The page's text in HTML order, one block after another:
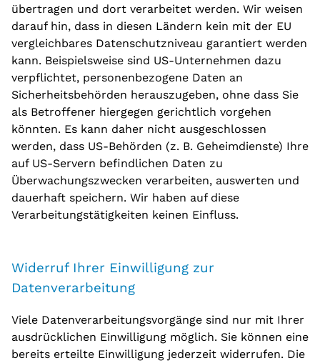
übertragen und dort verarbeitet werden. Wir weisen
darauf hin, dass in diesen Ländern kein mit der EU
vergleichbares Datenschutzniveau garantiert werden
kann. Beispielsweise sind US-Unternehmen dazu
verpflichtet, personenbezogene Daten an
Sicherheitsbehörden herauszugeben, ohne dass Sie
als Betroffener hiergegen gerichtlich vorgehen
könnten. Es kann daher nicht ausgeschlossen
werden, dass US-Behörden (z. B. Geheimdienste) Ihre
auf US-Servern befindlichen Daten zu
Überwachungszwecken verarbeiten, auswerten und
dauerhaft speichern. Wir haben auf diese
Verarbeitungstätigkeiten keinen Einfluss.
Widerruf Ihrer Einwilligung zur
Datenverarbeitung
Viele Datenverarbeitungsvorgänge sind nur mit Ihrer
ausdrücklichen Einwilligung möglich. Sie können eine
bereits erteilte Einwilligung jederzeit widerrufen. Die